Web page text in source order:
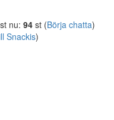
nu: 94 st (Börja chatta)
Snackis)